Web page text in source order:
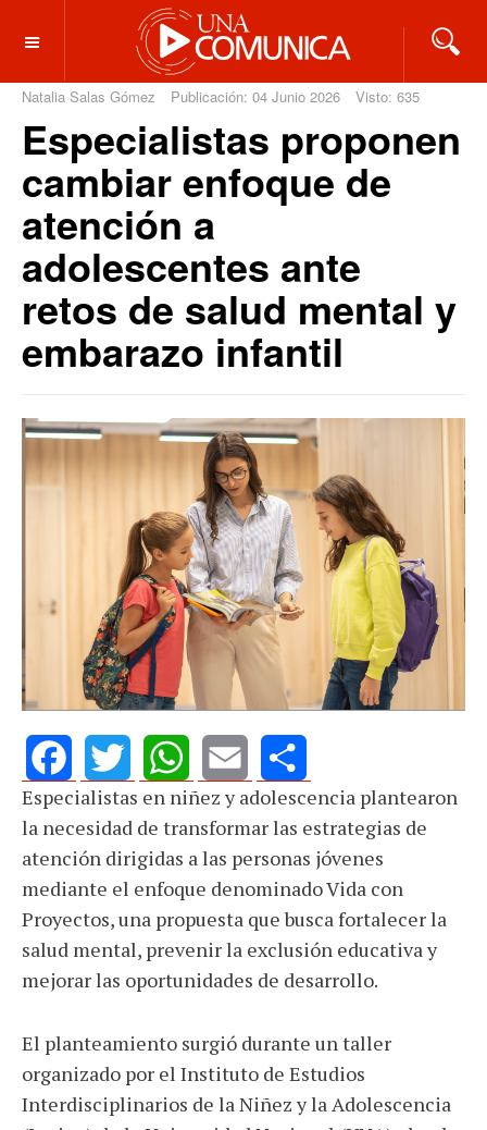
OFF CANVAS
Natalia Salas Gómez Publicación: 04 Junio 2026 Visto: 635
Especialistas proponen
cambiar enfoque de
atención a
adolescentes ante
retos de salud mental y
embarazo infantil
FacebookTwitterWhatsApp
Email Share
Especialistas en niñez y adolescencia plantearon
la necesidad de transformar las estrategias de
atención dirigidas a las personas jóvenes
mediante el enfoque denominado Vida con
Proyectos, una propuesta que busca fortalecer la
salud mental, prevenir la exclusión educativa y
mejorar las oportunidades de desarrollo.
El planteamiento surgió durante un taller
organizado por el Instituto de Estudios
Interdisciplinarios de la Niñez y la Adolescencia